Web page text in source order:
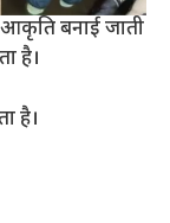
बनाई जाती
है।
है।